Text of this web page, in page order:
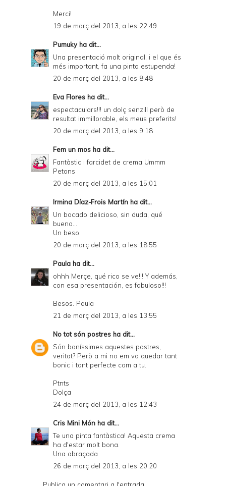
Merci!
19 de març del 2013, a les 22:49
Pumukyha dit...
Una presentació molt original, i el que és
més important, fa una pinta estupenda!
20 de març del 2013, a les 8:48
Eva Flores ha dit...
espectaculars!!! un dolç senzill però de
resultat immillorable, els meus preferits!
20 de març del 2013, a les 9:18
Fem un mos ha dit...
Fantàstic i farcidet de crema Ummm
Petons
20 de març del 2013, a les 15:01
Irmina Díaz-Frois Martín ha dit...
Un bocado delicioso, sin duda, qué
bueno...
Un beso.
20 de març del 2013, a les 18:55
Paula ha dit...
ohhh Merçe, qué rico se ve!!! Y además,
con esa presentación, es fabuloso!!!
Besos. Paula
21 de març del 2013, a les 13:55
No tot són postres ha dit...
Són boníssimes aquestes postres,
veritat? Però a mi no em va quedar tant
bonic i tant perfecte com a tu.
Ptnts
Dolça
24 de març del 2013, a les 12:43
Cris Mini Món ha dit...
Te una pinta fantàstica! Aquesta crema
ha d'estar molt bona.
Una abraçada
26 de març del 2013, a les 20:20